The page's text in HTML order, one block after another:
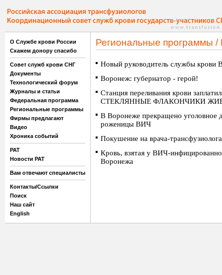
О Службе крови России
Скажем донору спасибо
Совет служб крови СНГ
Документы
Технологический форум
Журналы и статьи
Федеральная программа
Региональные программы
Фирмы предлагают
Видео
Хроника событий
РАТ
Новости РАТ
Вам отвечают специалисты
Контакты/Ссылки
Поиск
Наш сайт
English
Региональные программы /
Новый руководитель службы крови
Воронеж: губернатор - герой!
Станция переливания крови
СТЕКЛЯННЫЕ ФЛАКОНЧИКИ
В Воронеже прекращено уголовное
роженицы ВИЧ
Покушение на врача-трансфузиолога
Кровь, взятая у ВИЧ-
Воронежа